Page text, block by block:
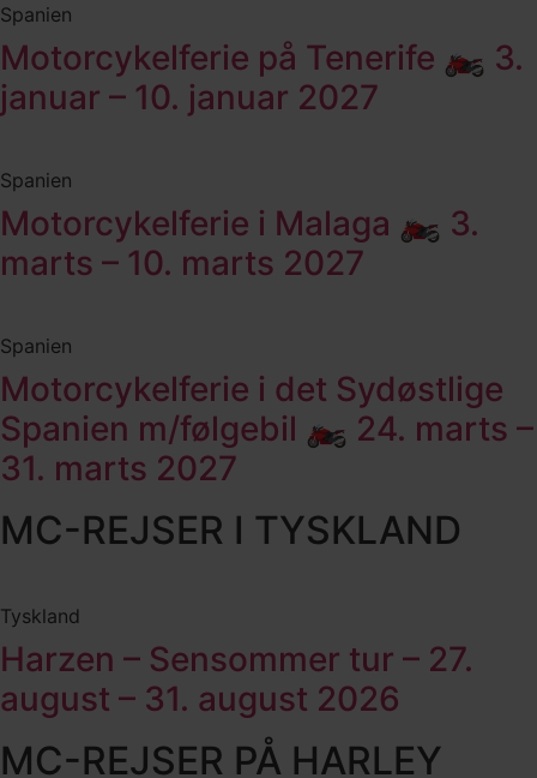
Spanien
Motorcykelferie på Tenerife 🏍️ 3.
januar – 10. januar 2027
Spanien
Motorcykelferie i Malaga 🏍️ 3.
marts – 10. marts 2027
Spanien
Motorcykelferie i det Sydøstlige
Spanien m/følgebil 🏍️ 24. marts –
31. marts 2027
MC-REJSER I TYSKLAND
Tyskland
Harzen – Sensommer tur – 27.
august – 31. august 2026
MC-REJSER PÅ HARLEY